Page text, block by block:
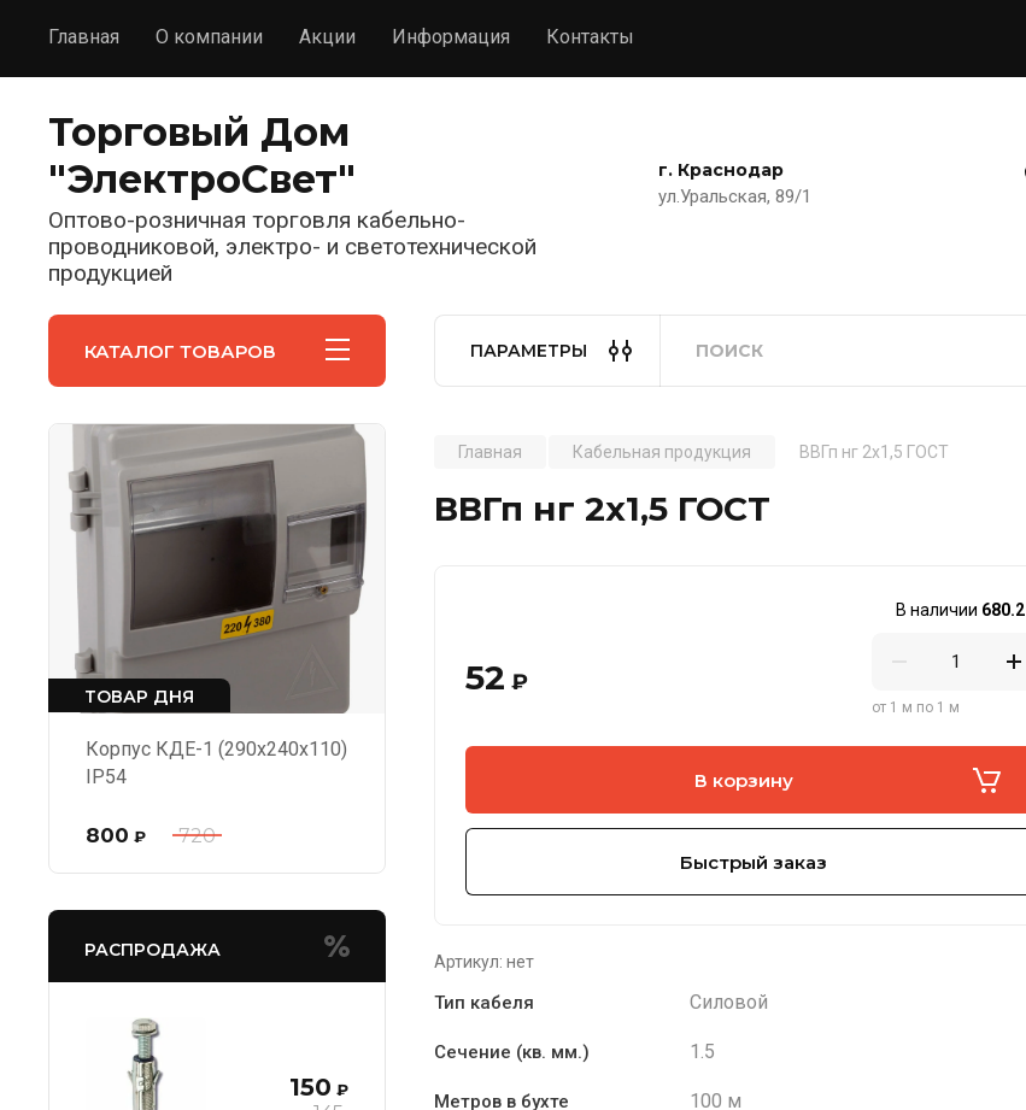
Главная О компании Акции Информация Контакты
Торговый Дом
"ЭлектроСвет"
Оптово-розничная торговля кабельно-
проводниковой, электро- и светотехнической
продукцией
г. Краснодар
ул.Уральская, 89/1
КАТАЛОГ ТОВАРОВ ПАРАМЕТРЫ
ТОВАР ДНЯ
Корпус КДЕ-1 (290х240х110)
IP54
720
800 ₽
РАСПРОДАЖА
150 ₽
Главная Кабельная продукция ВВГп нг 2х1,5 ГОСТ
ВВГп нг 2х1,5 ГОСТ
В наличии 680.2
52 ₽
от 1 м по 1 м
В корзину
Быстрый заказ
Артикул: нет
Тип кабеля Силовой
Сечение (кв. мм.) 1.5
Метров в бухте 100 м